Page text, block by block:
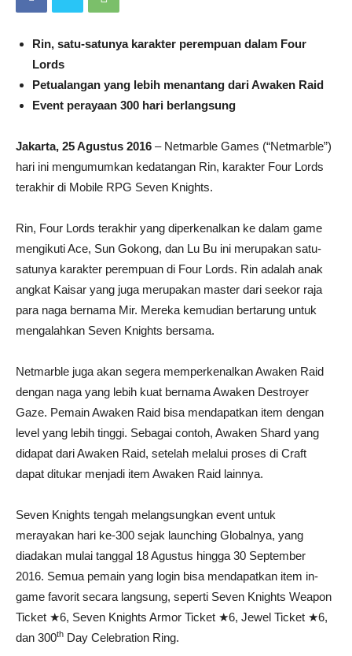
Rin, satu-satunya karakter perempuan dalam Four
Lords
Petualangan yang lebih menantang dari Awaken Raid
Event perayaan 300 hari berlangsung
Jakarta, 25 Agustus 2016 – Netmarble Games (“Netmarble”)
hari ini mengumumkan kedatangan Rin, karakter Four Lords
terakhir di Mobile RPG Seven Knights.
Rin, Four Lords terakhir yang diperkenalkan ke dalam game
mengikuti Ace, Sun Gokong, dan Lu Bu ini merupakan satu-
satunya karakter perempuan di Four Lords. Rin adalah anak
angkat Kaisar yang juga merupakan master dari seekor raja
para naga bernama Mir. Mereka kemudian bertarung untuk
mengalahkan Seven Knights bersama.
Netmarble juga akan segera memperkenalkan Awaken Raid
dengan naga yang lebih kuat bernama Awaken Destroyer
Gaze. Pemain Awaken Raid bisa mendapatkan item dengan
level yang lebih tinggi. Sebagai contoh, Awaken Shard yang
didapat dari Awaken Raid, setelah melalui proses di Craft
dapat ditukar menjadi item Awaken Raid lainnya.
Seven Knights tengah melangsungkan event untuk
merayakan hari ke-300 sejak launching Globalnya, yang
diadakan mulai tanggal 18 Agustus hingga 30 September
2016. Semua pemain yang login bisa mendapatkan item in-
game favorit secara langsung, seperti Seven Knights Weapon
Ticket ★6, Seven Knights Armor Ticket ★6, Jewel Ticket ★6,
dan 300th Day Celebration Ring.